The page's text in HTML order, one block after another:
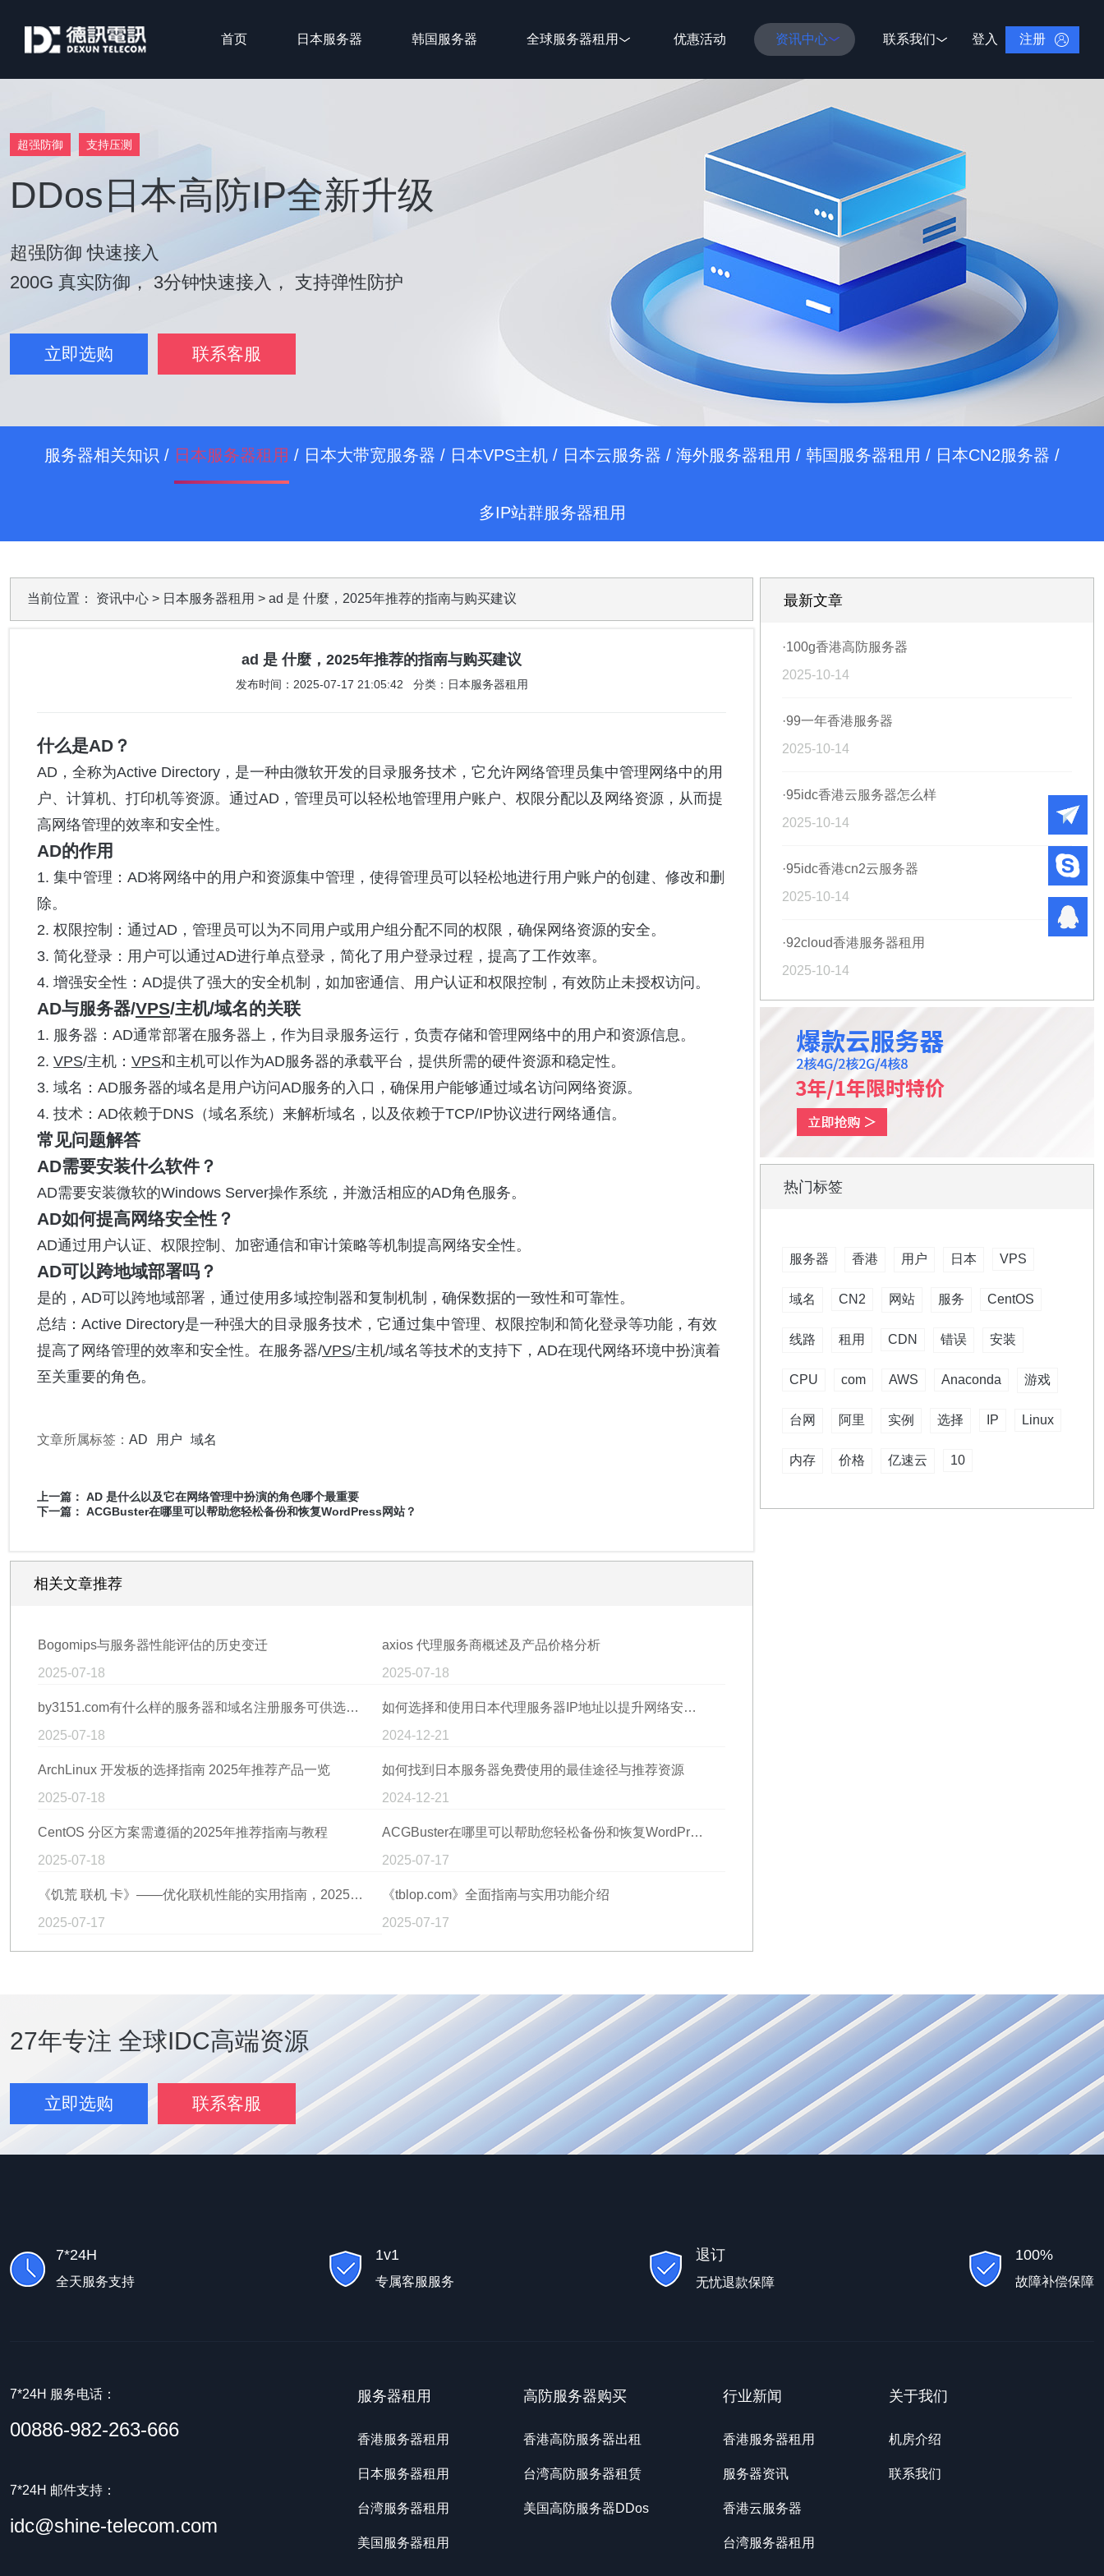
首页 日本服务器 韩国服务器 全球服务器租用 优惠活动 资讯中心 联系我们 登入 注册
超强防御 支持压测
DDos日本高防IP全新升级
超强防御 快速接入
200G 真实防御， 3分钟快速接入， 支持弹性防护
立即选购 联系客服
服务器相关知识 / 日本服务器租用 / 日本大带宽服务器 / 日本VPS主机 / 日本云服务器 / 海外服务器租用 / 韩国服务器租用 / 日本CN2服务器 /
多IP站群服务器租用
当前位置： 资讯中心 > 日本服务器租用 > ad 是 什麼，2025年推荐的指南与购买建议
ad 是 什麼，2025年推荐的指南与购买建议
发布时间：2025-07-17 21:05:42 分类：日本服务器租用
什么是AD？
AD，全称为Active Directory，是一种由微软开发的目录服务技术，它允许网络管理员集中管理网络中的用
户、计算机、打印机等资源。通过AD，管理员可以轻松地管理用户账户、权限分配以及网络资源，从而提
高网络管理的效率和安全性。
AD的作用
1. 集中管理：AD将网络中的用户和资源集中管理，使得管理员可以轻松地进行用户账户的创建、修改和删
除。
2. 权限控制：通过AD，管理员可以为不同用户或用户组分配不同的权限，确保网络资源的安全。
3. 简化登录：用户可以通过AD进行单点登录，简化了用户登录过程，提高了工作效率。
4. 增强安全性：AD提供了强大的安全机制，如加密通信、用户认证和权限控制，有效防止未授权访问。
AD与服务器/VPS/主机/域名的关联
1. 服务器：AD通常部署在服务器上，作为目录服务运行，负责存储和管理网络中的用户和资源信息。
2. VPS/主机： VPS和主机可以作为AD服务器的承载平台，提供所需的硬件资源和稳定性。
3. 域名：AD服务器的域名是用户访问AD服务的入口，确保用户能够通过域名访问网络资源。
4. 技术：AD依赖于DNS（域名系统）来解析域名，以及依赖于TCP/IP协议进行网络通信。
常见问题解答
AD需要安装什么软件？
AD需要安装微软的Windows Server操作系统，并激活相应的AD角色服务。
AD如何提高网络安全性？
AD通过用户认证、权限控制、加密通信和审计策略等机制提高网络安全性。
AD可以跨地域部署吗？
是的，AD可以跨地域部署，通过使用多域控制器和复制机制，确保数据的一致性和可靠性。
总结：Active Directory是一种强大的目录服务技术，它通过集中管理、权限控制和简化登录等功能，有效
提高了网络管理的效率和安全性。在服务器/VPS/主机/域名等技术的支持下，AD在现代网络环境中扮演着
至关重要的角色。
文章所属标签： AD 用户 域名
上一篇： AD 是什么以及它在网络管理中扮演的角色哪个最重要
下一篇： ACGBuster在哪里可以帮助您轻松备份和恢复WordPress网站？
相关文章推荐
Bogomips与服务器性能评估的历史变迁
2025-07-18
axios 代理服务商概述及产品价格分析
2025-07-18
by3151.com有什么样的服务器和域名注册服务可供选择呢？
2025-07-18
如何选择和使用日本代理服务器IP地址以提升网络安全和访问速度
2024-12-21
ArchLinux 开发板的选择指南 2025年推荐产品一览
2025-07-18
如何找到日本服务器免费使用的最佳途径与推荐资源
2024-12-21
CentOS 分区方案需遵循的2025年推荐指南与教程
2025-07-18
ACGBuster在哪里可以帮助您轻松备份和恢复WordPress网站？
2025-07-17
《饥荒 联机 卡》——优化联机性能的实用指南，2025年推荐的最佳解决方案。
2025-07-17
《tblop.com》全面指南与实用功能介绍
2025-07-17
最新文章
·100g香港高防服务器
2025-10-14
·99一年香港服务器
2025-10-14
·95idc香港云服务器怎么样
2025-10-14
·95idc香港cn2云服务器
2025-10-14
·92cloud香港服务器租用
2025-10-14
热门标签
服务器 香港 用户 日本 VPS
域名 CN2 网站 服务 CentOS
线路 租用 CDN 错误 安装
CPU com AWS Anaconda 游戏
台网 阿里 实例 选择 IP Linux
内存 价格 亿速云 10
27年专注 全球IDC高端资源
立即选购 联系客服
7*24H
全天服务支持
1v1
专属客服服务
退订
无忧退款保障
100%
故障补偿保障
7*24H 服务电话：
00886-982-263-666
7*24H 邮件支持：
idc@shine-telecom.com
服务器租用
香港服务器租用
日本服务器租用
台湾服务器租用
美国服务器租用
高防服务器购买
香港高防服务器出租
台湾高防服务器租赁
美国高防服务器DDos
行业新闻
香港服务器租用
服务器资讯
香港云服务器
台湾服务器租用
关于我们
机房介绍
联系我们